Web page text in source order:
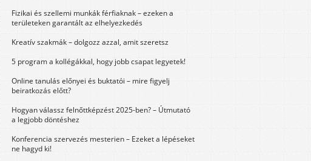
Fizikai és szellemi munkák férfiaknak – ezeken a
területeken garantált az elhelyezkedés
Kreatív szakmák – dolgozz azzal, amit szeretsz
5 program a kollégákkal, hogy jobb csapat legyetek!
Online tanulás előnyei és buktatói – mire figyelj
beiratkozás előtt?
Hogyan válassz felnőttképzést 2025-ben? – Útmutató
a legjobb döntéshez
Konferencia szervezés mesterien – Ezeket a lépéseket
ne hagyd ki!